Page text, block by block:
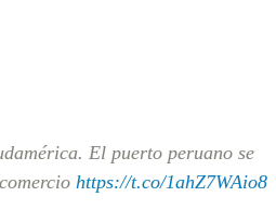
El puerto peruano se
https://t.co/1ahZ7WAio8